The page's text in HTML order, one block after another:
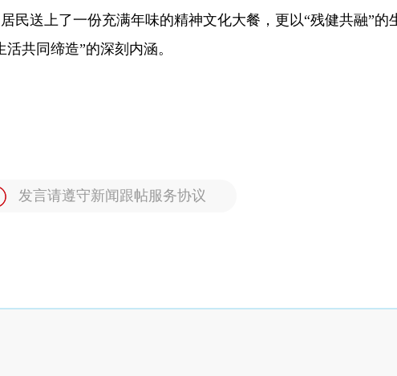
民送上了一份充满年味的精神文化大餐，更以“残健共融”的
共同缔造”的深刻内涵。
发言请遵守新闻跟帖服务协议